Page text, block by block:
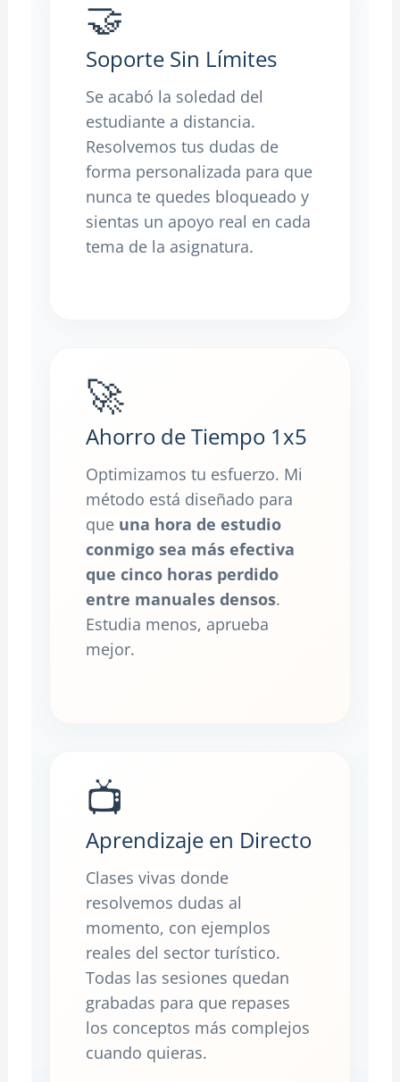
🤝
Soporte Sin Límites
Se acabó la soledad del
estudiante a distancia.
Resolvemos tus dudas de
forma personalizada para que
nunca te quedes bloqueado y
sientas un apoyo real en cada
tema de la asignatura.
🚀
Ahorro de Tiempo 1x5
Optimizamos tu esfuerzo. Mi
método está diseñado para
que una hora de estudio
conmigo sea más efectiva
que cinco horas perdido
entre manuales densos.
Estudia menos, aprueba
mejor.
📺
Aprendizaje en Directo
Clases vivas donde
resolvemos dudas al
momento, con ejemplos
reales del sector turístico.
Todas las sesiones quedan
grabadas para que repases
los conceptos más complejos
cuando quieras.